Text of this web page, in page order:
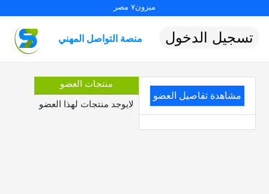
ميزون٧ مصر
منصة التواصل المهني تسجيل الدخول
مشاهدة تفاصيل العضو
منتجات العضو
لايوجد منتجات لهذا العضو